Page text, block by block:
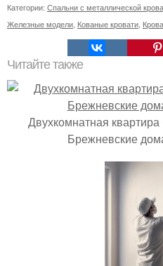
Категории: Спальни с металлической
Железные модели Кованые кровати
Читайте также
Двухкомнатная
Брежневские